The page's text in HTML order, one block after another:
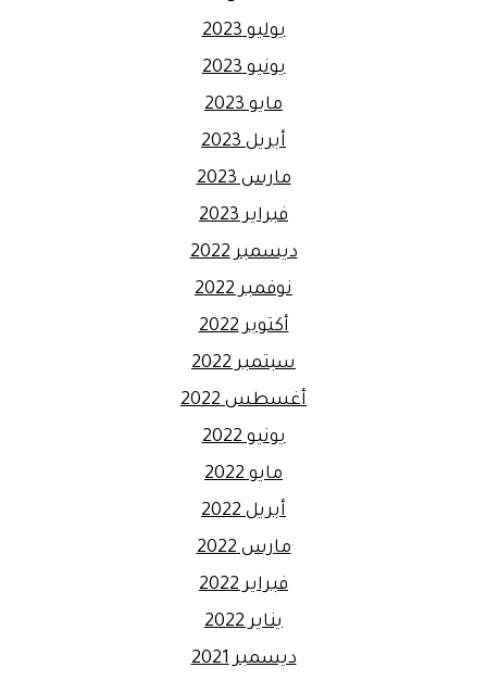
يوليو 2023
يونيو 2023
مايو 2023
أبريل 2023
مارس 2023
فبراير 2023
ديسمبر 2022
نوفمبر 2022
أكتوبر 2022
سبتمبر 2022
أغسطس 2022
يونيو 2022
مايو 2022
أبريل 2022
مارس 2022
فبراير 2022
يناير 2022
ديسمبر 2021